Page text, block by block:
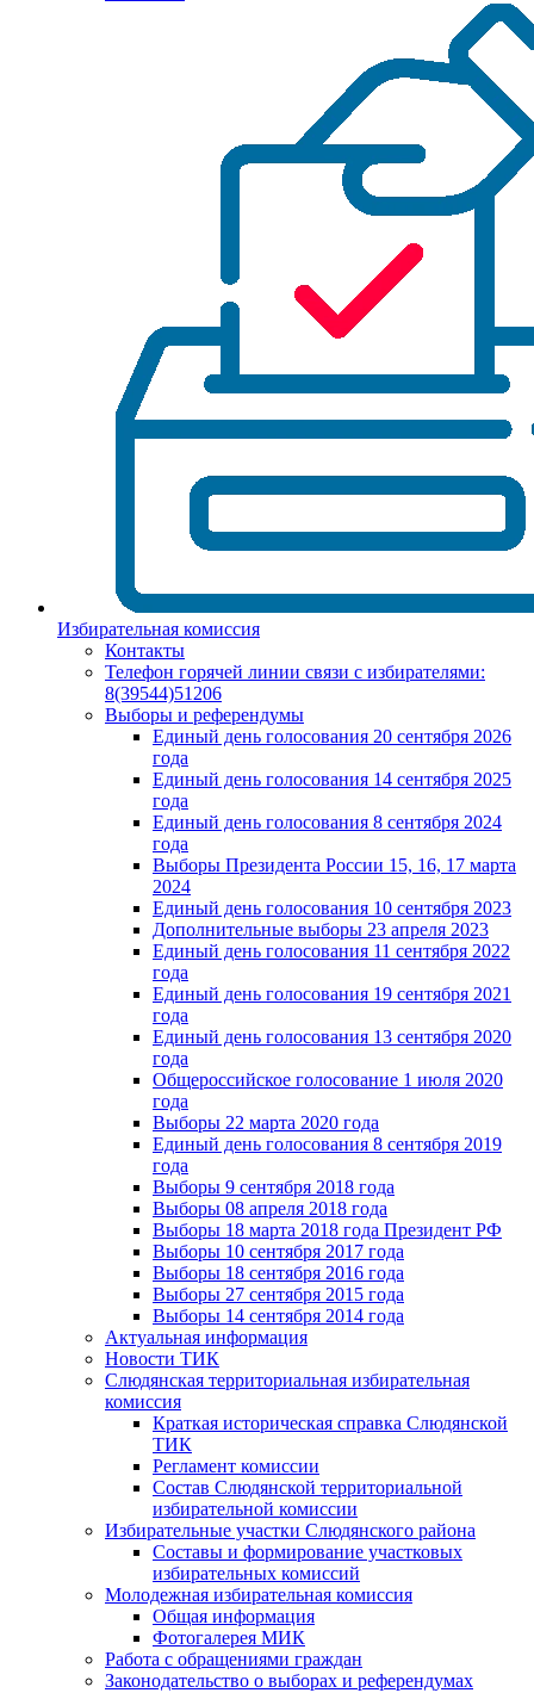
Избирательная комиссия
Контакты
Телефон горячей линии связи с избирателями:
8(39544)51206
Выборы и референдумы
Единый день голосования 20 сентября 2026
года
Единый день голосования 14 сентября 2025
года
Единый день голосования 8 сентября 2024
года
Выборы Президента России 15, 16, 17 марта
2024
Единый день голосования 10 сентября 2023
Дополнительные выборы 23 апреля 2023
Единый день голосования 11 сентября 2022
года
Единый день голосования 19 сентября 2021
года
Единый день голосования 13 сентября 2020
года
Общероссийское голосование 1 июля 2020
года
Выборы 22 марта 2020 года
Единый день голосования 8 сентября 2019
года
Выборы 9 сентября 2018 года
Выборы 08 апреля 2018 года
Выборы 18 марта 2018 года Президент РФ
Выборы 10 сентября 2017 года
Выборы 18 сентября 2016 года
Выборы 27 сентября 2015 года
Выборы 14 сентября 2014 года
Актуальная информация
Новости ТИК
Слюдянская территориальная избирательная
комиссия
Краткая историческая справка Слюдянской
ТИК
Регламент комиссии
Состав Слюдянской территориальной
избирательной комиссии
Избирательные участки Слюдянского района
Составы и формирование участковых
избирательных комиссий
Молодежная избирательная комиссия
Общая информация
Фотогалерея МИК
Работа с обращениями граждан
Законодательство о выборах и референдумах